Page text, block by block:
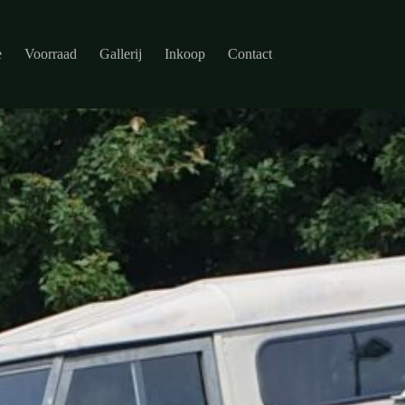
Voorraad Gallerij Inkoop Contact